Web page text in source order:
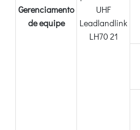
Gerenciamento
de equipe